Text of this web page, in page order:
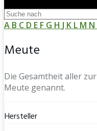
A B C D E F G H J K L M N
Meute
Die Gesamtheit aller zur
Meute genannt.
Hersteller